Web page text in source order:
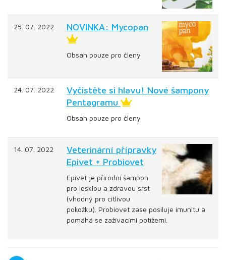
25. 07. 2022 NOVINKA: Mycopan
Obsah pouze pro členy
24. 07. 2022
Vyčistěte si hlavu! Nové šampony
Pentagramu
Obsah pouze pro členy
14. 07. 2022
Veterinární přípravky
Epivet + Probiovet
Epivet je přírodní šampon
pro lesklou a zdravou srst
(vhodný pro citlivou
pokožku). Probiovet zase posiluje imunitu a
pomáhá se zažívacími potížemi.